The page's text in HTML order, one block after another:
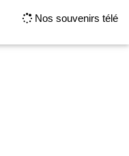
Nos souvenirs télé